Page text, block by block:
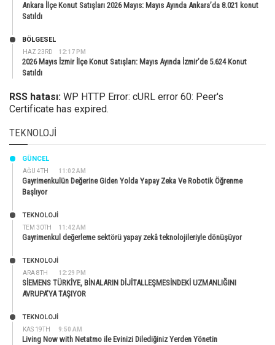
Ankara İlçe Konut Satışları 2026 Mayıs: Mayıs Ayında Ankara’da 8.021 konut
Satıldı
HAZ 23RD 12:17 PM
BÖLGESEL
2026 Mayıs İzmir İlçe Konut Satışları: Mayıs Ayında İzmir’de 5.624 Konut
Satıldı
RSS hatası: WP HTTP Error: cURL error 60: Peer's
Certificate has expired.
TEKNOLOJI
AĞU 4TH 11:02 AM
GÜNCEL
Gayrimenkulün Değerine Giden Yolda Yapay Zeka Ve Robotik Öğrenme
Başlıyor
TEM 30TH 11:42 AM
TEKNOLOJİ
Gayrimenkul değerleme sektörü yapay zekâ teknolojileriyle dönüşüyor
ARA 8TH 12:29 PM
TEKNOLOJİ
SİEMENS TÜRKİYE, BİNALARIN DİJİTALLEŞMESİNDEKİ UZMANLIĞINI
AVRUPA’YA TAŞIYOR
KAS 19TH 9:50 AM
TEKNOLOJİ
Living Now with Netatmo ile Evinizi Dilediğiniz Yerden Yönetin